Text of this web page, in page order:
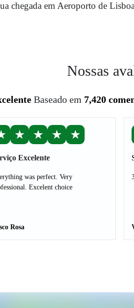
chegada em Aeroporto de
Nossas
Baseado em 7,420
★ ★ ★ ★
Excelente
was perfect. Very
Excelent choice
Rosa